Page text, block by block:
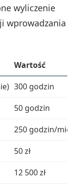
wyliczenie
wprowadzania
Wartość
300 godzin
50 godzin
250 godzin/mies.
50 zł
12 500 zł